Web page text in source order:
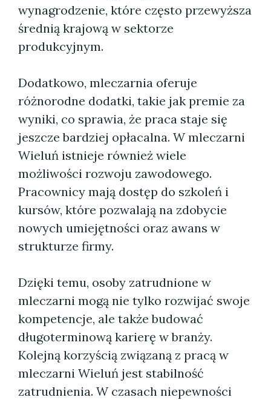
wynagrodzenie, które często przewyższa
średnią krajową w sektorze
produkcyjnym.
Dodatkowo, mleczarnia oferuje
różnorodne dodatki, takie jak premie za
wyniki, co sprawia, że praca staje się
jeszcze bardziej opłacalna. W mleczarni
Wieluń istnieje również wiele
możliwości rozwoju zawodowego.
Pracownicy mają dostęp do szkoleń i
kursów, które pozwalają na zdobycie
nowych umiejętności oraz awans w
strukturze firmy.
Dzięki temu, osoby zatrudnione w
mleczarni mogą nie tylko rozwijać swoje
kompetencje, ale także budować
długoterminową karierę w branży.
Kolejną korzyścią związaną z pracą w
mleczarni Wieluń jest stabilność
zatrudnienia. W czasach niepewności